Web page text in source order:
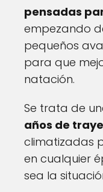
pensadas
empezando
pequeños
para que
natación.
Se trata de
años de
climatizadas
en cualquier
sea la